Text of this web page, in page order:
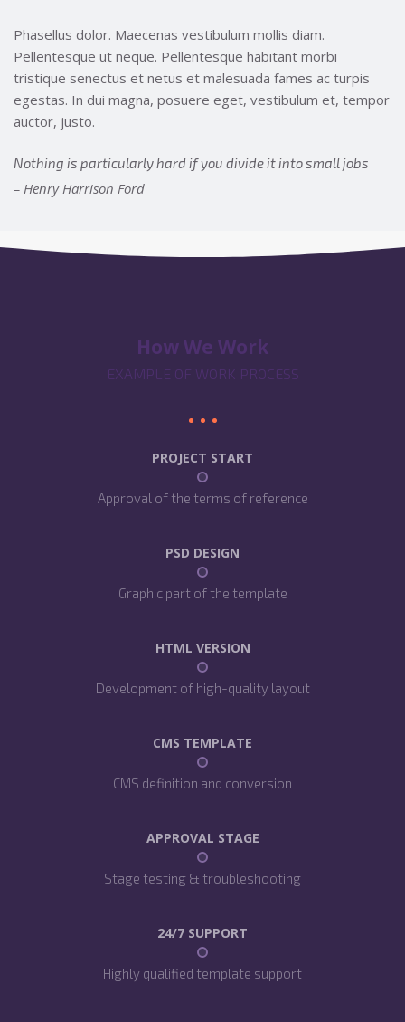
Phasellus dolor. Maecenas vestibulum mollis diam.
Pellentesque ut neque. Pellentesque habitant morbi
tristique senectus et netus et malesuada fames ac turpis
egestas. In dui magna, posuere eget, vestibulum et, tempor
auctor, justo.
Nothing is particularly hard if you divide it into small jobs
– Henry Harrison Ford
How We Work
EXAMPLE OF WORK PROCESS
PROJECT START
Approval of the terms of reference
PSD DESIGN
Graphic part of the template
HTML VERSION
Development of high-quality layout
CMS TEMPLATE
CMS definition and conversion
APPROVAL STAGE
Stage testing & troubleshooting
24/7 SUPPORT
Highly qualified template support